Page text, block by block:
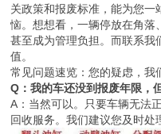
关政策和报废标准，能为您
恼。想想看，一辆停放在角落
甚至成为管理负担。而联系我
值。
常见问题速览：您的疑虑，我
Q：我的车还没到报废年限，
A：当然可以。只要车辆无法
回收服务。我们建议您及时处